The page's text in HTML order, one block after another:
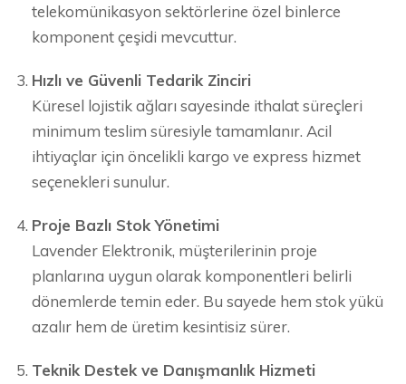
telekomünikasyon sektörlerine özel binlerce
komponent çeşidi mevcuttur.
Hızlı ve Güvenli Tedarik Zinciri
Küresel lojistik ağları sayesinde ithalat süreçleri
minimum teslim süresiyle tamamlanır. Acil
ihtiyaçlar için öncelikli kargo ve express hizmet
seçenekleri sunulur.
Proje Bazlı Stok Yönetimi
Lavender Elektronik, müşterilerinin proje
planlarına uygun olarak komponentleri belirli
dönemlerde temin eder. Bu sayede hem stok yükü
azalır hem de üretim kesintisiz sürer.
Teknik Destek ve Danışmanlık Hizmeti